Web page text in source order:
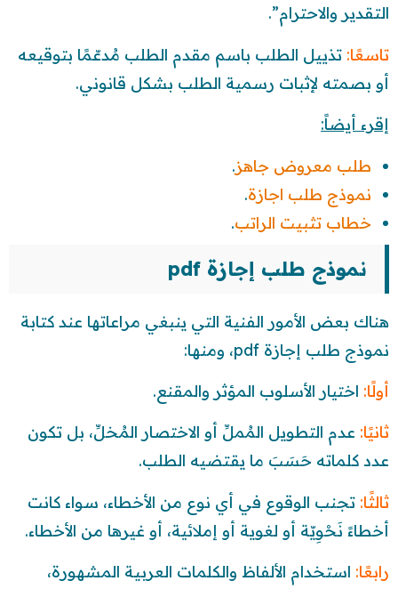
التقدير والاحترام”.
تاسعًا: تذييل الطلب باسم مقدم الطلب مُدعّمًا بتوقيعه
أو بصمته لإثبات رسمية الطلب بشكل قانوني.
إقرء أيضاً:
طلب معروض جاهز.
نموذج طلب اجازة.
خطاب تثبيت الراتب.
نموذج طلب إجازة pdf
هناك بعض الأمور الفنية التي ينبغي مراعاتها عند كتابة
نموذج طلب إجازة pdf، ومنها:
أولًا: اختيار الأسلوب المؤثر والمقنع.
ثانيًا: عدم التطويل المُملِّ أو الاختصار المُخلِّ، بل تكون
عدد كلماته حَسَبَ ما يقتضيه الطلب.
ثالثًا: تجنب الوقوع في أي نوع من الأخطاء، سواء كانت
أخطاءً نَحْوِيّة أو لغوية أو إملائية، أو غيرها من الأخطاء.
رابعًا: استخدام الألفاظ والكلمات العربية المشهورة،